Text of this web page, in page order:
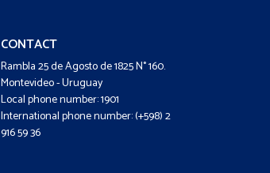
CONTACT
Rambla 25 de Agosto de 1825 N° 160.
Montevideo - Uruguay
Local phone number: 1901
International phone number: (+598) 2
916 59 36